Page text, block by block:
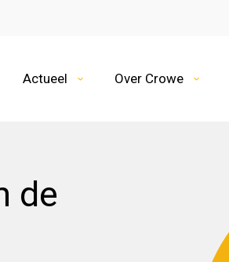
Actueel Over Crowe
de